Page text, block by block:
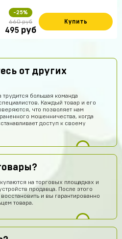
-25%
660 руб
495 руб
Купить
от других
трудится большая команда
Каждый товар и его
что позволяет нам
мошенничества, когда
доступ к своему
на торговых площадках и
продавца. После этого
и вы гарантированно
товара.